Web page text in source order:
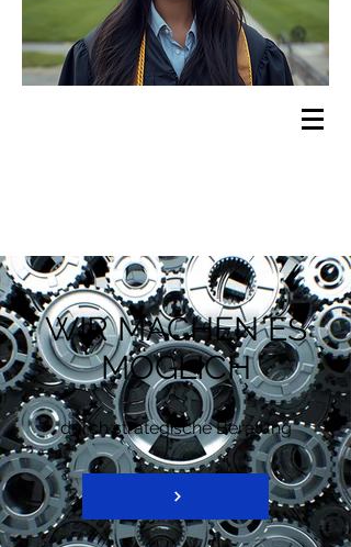
WIR MACHEN ES
MÖGLICH
durch strategische Beratung